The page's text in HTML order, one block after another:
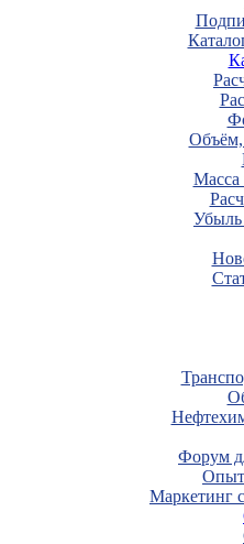
Объём,
Масса
Убыль
Форум
Опыт
Маркетинг